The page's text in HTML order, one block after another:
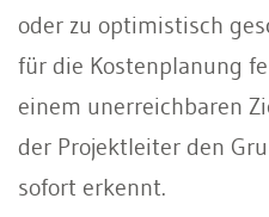
oder zu optimistisch
für die Kostenplanung
einem unerreichbaren
der Projektleiter den
sofort erkennt.